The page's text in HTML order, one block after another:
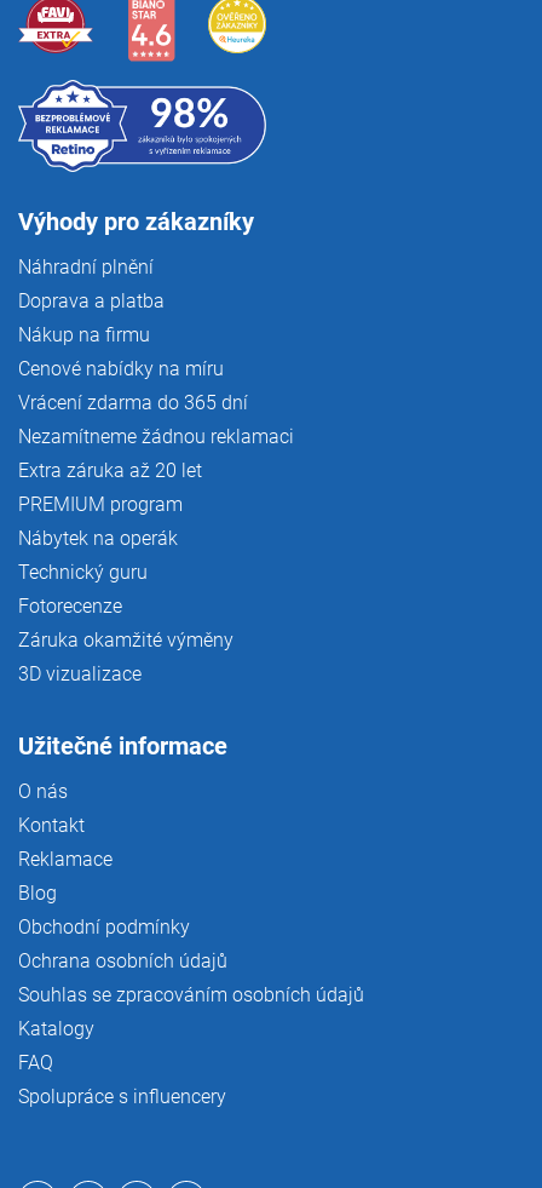
Výhody pro zákazníky
Náhradní plnění
Doprava a platba
Nákup na firmu
Cenové nabídky na míru
Vrácení zdarma do 365 dní
Nezamítneme žádnou reklamaci
Extra záruka až 20 let
PREMIUM program
Nábytek na operák
Technický guru
Fotorecenze
Záruka okamžité výměny
3D vizualizace
Užitečné informace
O nás
Kontakt
Reklamace
Blog
Obchodní podmínky
Ochrana osobních údajů
Souhlas se zpracováním osobních údajů
Katalogy
FAQ
Spolupráce s influencery